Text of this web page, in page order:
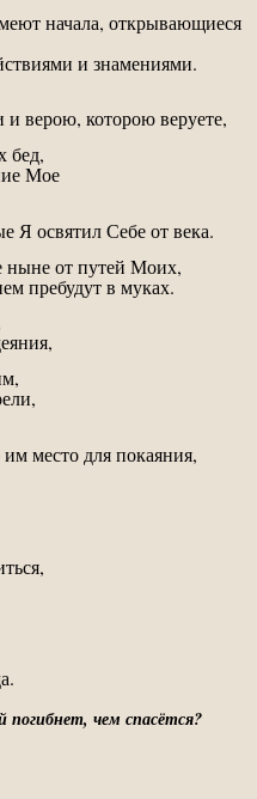
начала, открывающиеся
и знамениями.
верою, которою веруете,
бед,
Мое
Я освятил Себе от века.
ныне от путей Моих,
пребудут в муках.
место для покаяния,
чем спасётся?